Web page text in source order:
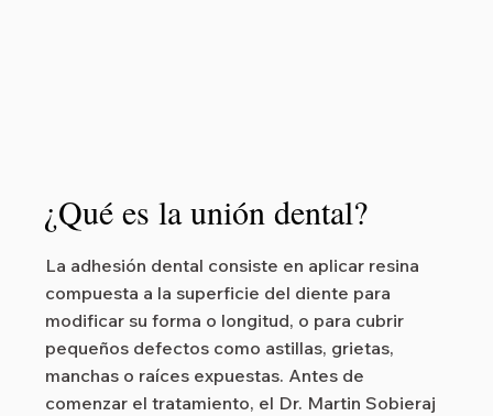
¿Qué es la unión dental?
La adhesión dental consiste en aplicar resina
compuesta a la superficie del diente para
modificar su forma o longitud, o para cubrir
pequeños defectos como astillas, grietas,
manchas o raíces expuestas. Antes de
comenzar el tratamiento, el Dr. Martin Sobieraj